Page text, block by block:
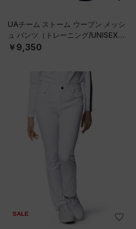
UAチーム ストーム ウーブン メッシ
ュ パンツ（トレーニング/UNISEX）
￥9,350
SALE